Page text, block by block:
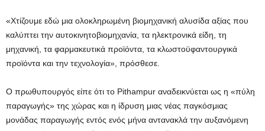
«Χτίζουμε εδώ μια ολοκληρωμένη βιομηχανική αλυσίδα αξίας που
καλύπτει την αυτοκινητοβιομηχανία, τα ηλεκτρονικά είδη, τη
μηχανική, τα φαρμακευτικά προϊόντα, τα κλωστοϋφαντουργικά
προϊόντα και την τεχνολογία», πρόσθεσε.
Ο πρωθυπουργός είπε ότι το Pithampur αναδεικνύεται ως η «πύλη
παραγωγής» της χώρας και η ίδρυση μιας νέας παγκόσμιας
μονάδας παραγωγής εντός ενός μήνα αντανακλά την αυξανόμενη